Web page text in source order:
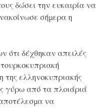
δώσει την ευκαιρία να
σήμερα η
δέχθηκαν απειλές
ελληνοκυπριακής
γύρω από τα πλοιάριά
να